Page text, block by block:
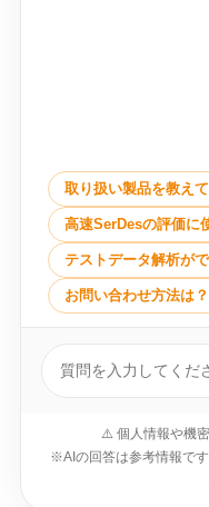
取り扱い製品を教え
高速SerDesの評価に
テストデータ解析が
お問い合わせ方法は？
⚠️ 個人情報や機
※AIの回答は参考情報で